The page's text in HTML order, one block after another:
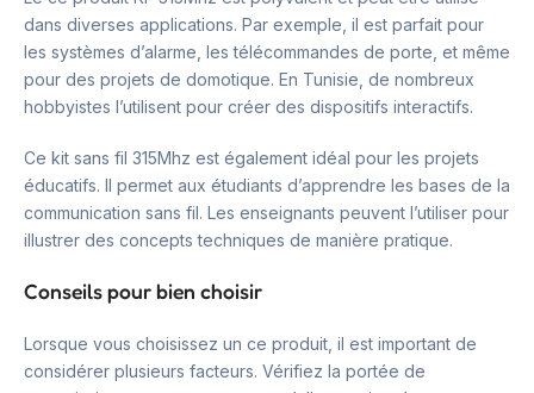
dans diverses applications. Par exemple, il est parfait pour
les systèmes d’alarme, les télécommandes de porte, et même
pour des projets de domotique. En Tunisie, de nombreux
hobbyistes l’utilisent pour créer des dispositifs interactifs.
Ce kit sans fil 315Mhz est également idéal pour les projets
éducatifs. Il permet aux étudiants d’apprendre les bases de la
communication sans fil. Les enseignants peuvent l’utiliser pour
illustrer des concepts techniques de manière pratique.
Conseils pour bien choisir
Lorsque vous choisissez un ce produit, il est important de
considérer plusieurs facteurs. Vérifiez la portée de